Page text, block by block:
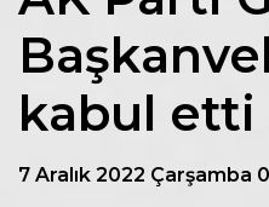
kabul etti
7 Aralık 2022 Çarşamba